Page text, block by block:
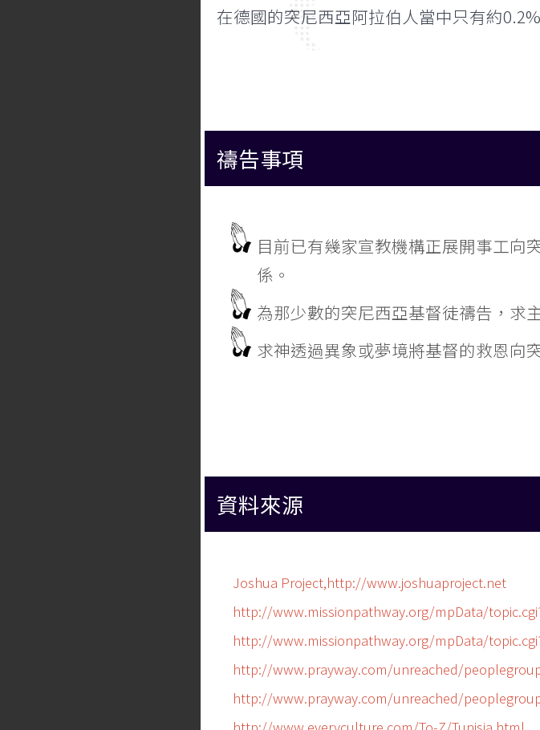
在德國的突尼西亞阿拉伯人當中只有約
禱告事項
目前已有幾家宣教機構正展開事工向
係。
為那少數的突尼西亞基督徒禱告，求
求神透過異象或夢境將基督的救恩向
資料來源
Joshua Project,http://www.joshuaproject.net
http://www.missionpathway.org/mpData/
http://www.missionpathway.org/mpData/
http://www.prayway.com/unreached/
http://www.prayway.com/unreached/